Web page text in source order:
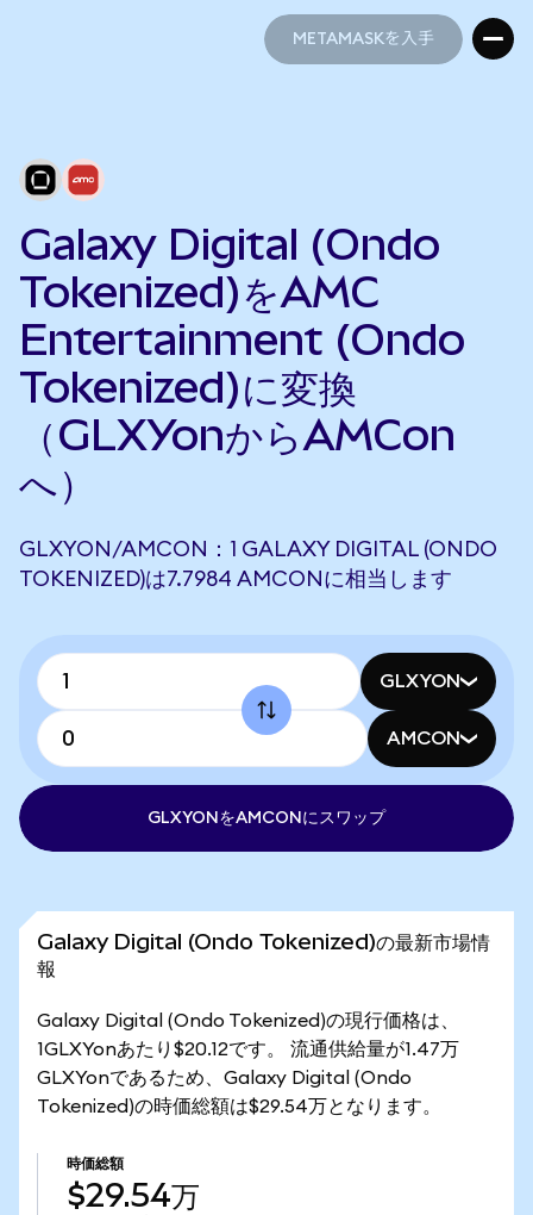
METAMASKを入手
Galaxy Digital (Ondo
Tokenized)をAMC
Entertainment (Ondo
Tokenized)に変換
（GLXYonからAMCon
へ）
GLXYON/AMCON：1 GALAXY DIGITAL (ONDO
TOKENIZED)は7.7984 AMCONに相当します
GLXYON
AMCON
GLXYONをAMCONにスワップ
Galaxy Digital (Ondo Tokenized)の最新市場情
報
Galaxy Digital (Ondo Tokenized)の現行価格は、
1GLXYonあたり$20.12です。 流通供給量が1.47万
GLXYonであるため、Galaxy Digital (Ondo
Tokenized)の時価総額は$29.54万となります。
時価総額
$29.54万